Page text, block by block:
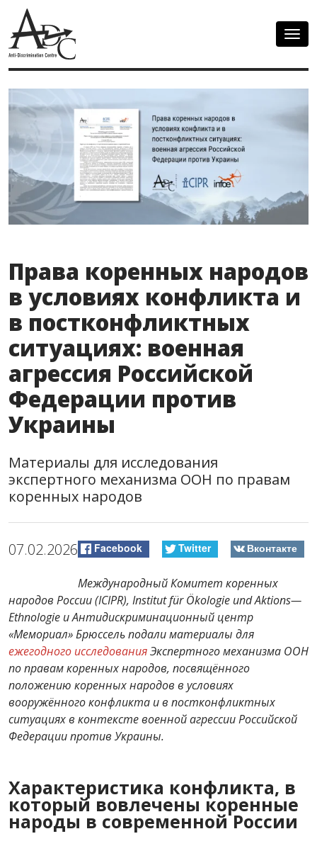
Права коренных народов
в условиях конфликта и
в постконфликтных
ситуациях: военная
агрессия Российской
Федерации против
Украины
Материалы для исследования
экспертного механизма ООН по правам
коренных народов
07.02.2026 Facebook Twitter Вконтакте
Международный Комитет коренных
народов России (ICIPR), Institut für Ökologie und Aktions—
Ethnologie и Антидискриминационный центр
«Мемориал» Брюссель подали материалы для
ежегодного исследованияЭкспертного механизма ООН
по правам коренных народов, посвящённого
положению коренных народов в условиях
вооружённого конфликта и в постконфликтных
ситуациях в контексте военной агрессии Российской
Федерации против Украины.
Характеристика конфликта, в
который вовлечены коренные
народы в современной России